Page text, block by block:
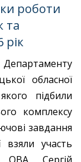
роботи
та
рік
обласної
підбили
комплексу
завдання
взяли участь